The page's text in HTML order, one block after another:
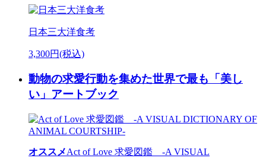
日本三大洋食考
3,300円(税込)
動物の求愛行動を集めた世界で最も「美し
い」アートブック
オススメAct of Love 求愛図鑑 -A VISUAL